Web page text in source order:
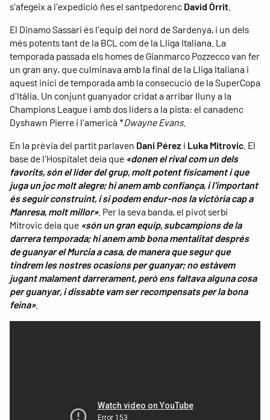
s'afegeix a l'expedició ñes el santpedorenc David Òrrit
El Dinamo Sassari és l'equip del nord de Sardenya, i un dels
més potents tant de la BCL com de la Lliga Italiana. La
temporada passada els homes de Gianmarco Pozzecco van fer
un gran any, que culminava amb la final de la Lliga Italiana i
aquest inici de temporada amb la consecució de la SuperCopa
d'Itàlia. Un conjunt guanyador cridat a arribar lluny a la
Champions League i amb dos líders a la pista: el canadenc
Dyshawn Pierre i l'americà *Dwayne Evans.
En la prèvia del partit parlaven Dani Pérez i Luka Mitrovic . El
base de l'Hospitalet deia que «donen el rival com un dels
favorits, són el líder del grup, molt potent físicament i que
juga un joc molt alegre; hi anem amb confiança, i l'important
és seguir construint, i si podem endur-nos la victòria cap a
Manresa, molt millor». Per la seva banda, el pivot serbi
Mitrovic deia que «són un gran equip, subcampions de la
darrera temporada; hi anem amb bona mentalitat després
de guanyar el Murcia a casa, de manera que segur que
tindrem les nostres ocasions per guanyar; no estàvem
jugant malament darrerament, però ens faltava alguna cosa
per guanyar, i dissabte vam ser recompensats per la bona
feina».